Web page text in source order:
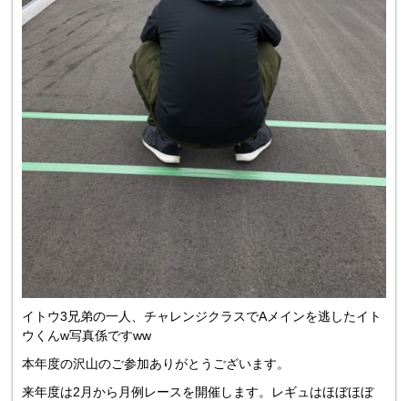
イトウ3兄弟の一人、チャレンジクラスでAメインを逃したイト
ウくんw写真係ですww
本年度の沢山のご参加ありがとうございます。
来年度は2月から月例レースを開催します。レギュはほぼほぼ